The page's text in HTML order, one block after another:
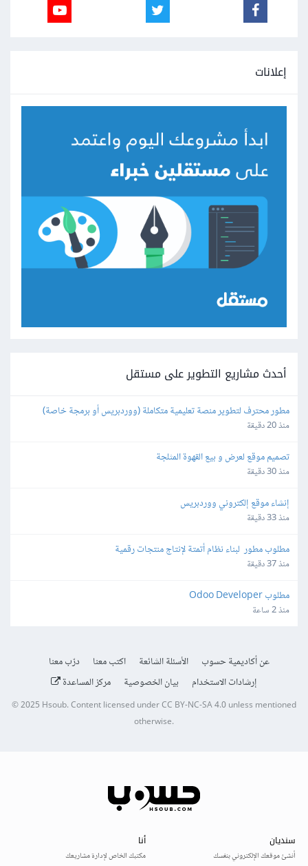
إعلانات
أحدث مشاريع التطوير على مستقل
مطور محترف لتطوير منصة تعليمية متكاملة (ووردبريس أو برمجة خاصة)
منذ 20 دقيقة
تصميم موقع لعرض و بيع القهوة المثلجة
منذ 30 دقيقة
إنشاء موقع إلكتروني ووردبريس
منذ 33 دقيقة
مطلوب مطور  لبناء نظام أتمتة لإنتاج منتجات رقمية
منذ 37 دقيقة
مطلوب Odoo Developer
منذ 2 ساعة
عن أكاديمية حسوب الأسئلة الشائعة اكتب معنا
درّب معنا
إرشادات الاستخدام
بيان الخصوصية مركز المساعدة
© 2025 Hsoub.Content licensed underCC BY-NC-SA 4.0unless mentioned
otherwise.